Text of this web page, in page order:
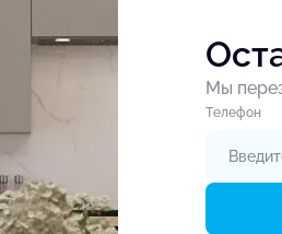
Мы
Tелефон